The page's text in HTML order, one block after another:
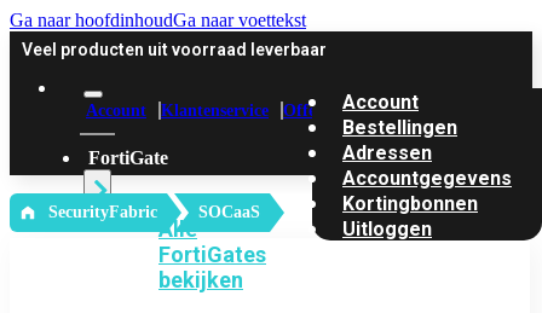
Ga naar hoofdinhoudGa naar voettekst
Veel producten uit voorraad leverbaar
Account Klantenservice Offerte
FortiGate
Alle
FortiGates
bekijken
Account
Bestellingen
Adressen
Accountgegevens
Kortingbonnen
Uitloggen
‎ SecurityFabric SOCaaS